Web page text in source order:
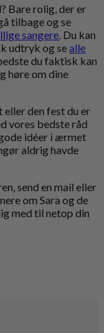
Bare rolig, der er
tilbage og se
sangere. Du kan
udtryk og sealle
du faktisk kan
høre om dine
eller den fest du er
vores bedste råd
idéer i ærmet
aldrig havde
send en mail eller
om Sara og de
med til netop din